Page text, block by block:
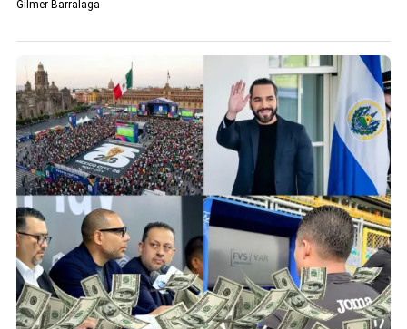
Gilmer Barralaga